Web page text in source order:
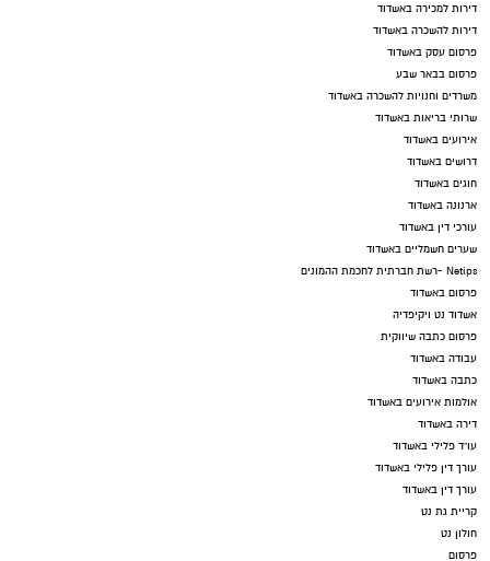
דירות למכירה באשדוד
דירות להשכרה באשדוד
פרסום עסק באשדוד
פרסום בבאר שבע
משרדים וחנויות להשכרה באשדוד
שרותי בריאות באשדוד
אירועים באשדוד
דרושים באשדוד
חוגים באשדוד
ארנונה באשדוד
עורכי דין באשדוד
שערים חשמליים באשדוד
Netips -רשת חברתית לחכמת ההמונים
פרסום באשדוד
אשדוד נט ויקיפדיה
פרסום כתבה שיווקית
עבודה באשדוד
כתבה באשדוד
אולמות אירועים באשדוד
דירה באשדוד
עו"ד פלילי באשדוד
עורך דין פלילי באשדוד
עורך דין באשדוד
קריית גת נט
חולון נט
פרסום